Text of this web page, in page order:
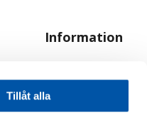
Tillåt alla
Information
Hur handlar jag?